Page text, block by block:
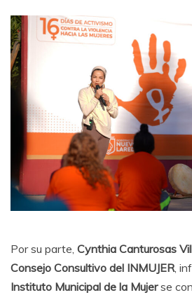
Por su parte, Cynthia Canturosas
Consejo Consultivo del INMUJER,
Instituto Municipal de la Mujerse